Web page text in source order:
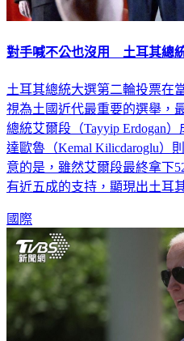
對手喊不公也沒用 土耳其總
土耳其總統大選第二輪投票在
視為土國近代最重要的選舉，
總統艾爾段（Tayyip Erdogan
達歐魯（Kemal Kilicdaroglu）
意的是，雖然艾爾段最終拿下
有近五成的支持，顯現出土耳
國際